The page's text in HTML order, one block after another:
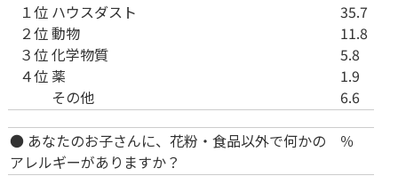
１位
２位
３位
４位
ハウスダスト
動物
化学物質
薬
その他
35.7
11.8
5.8
1.9
6.6
● あなたのお子さんに、花粉・食品以外で何かの
アレルギーがありますか？
％